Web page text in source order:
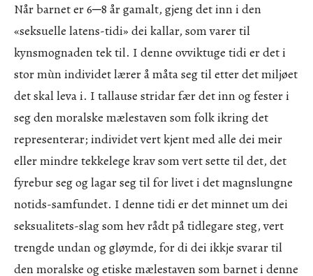
Når barnet er 6─8 år gamalt, gjeng det inn i den
«seksuelle latens-tidi» dei kallar, som varer til
kynsmognaden tek til. I denne ovviktuge tidi er det i
stor mùn individet lærer å måta seg til etter det miljøet
det skal leva i. I tallause stridar fær det inn og fester i
seg den moralske mælestaven som folk ikring det
representerar; individet vert kjent med alle dei meir
eller mindre tekkelege krav som vert sette til det, det
fyrebur seg og lagar seg til for livet i det magnslungne
notids-samfundet. I denne tidi er det minnet um dei
seksualitets-slag som hev rådt på tidlegare steg, vert
trengde undan og gløymde, for di dei ikkje svarar til
den moralske og etiske mælestaven som barnet i denne